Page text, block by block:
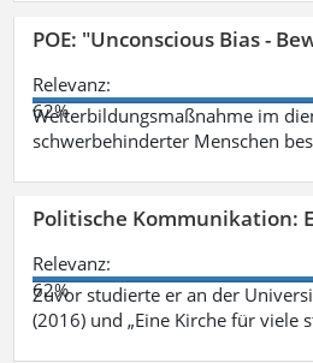
POE: "Unconscious Bias -
Relevanz:
62%
Weiterbildungsmaßnahme im
schwerbehinderter Menschen
Politische Kommunikation:
Relevanz:
62%
Zuvor studierte er an der
(2016) und „Eine Kirche für viele